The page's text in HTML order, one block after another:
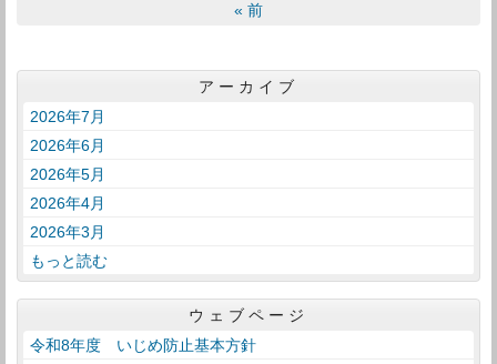
« 前
アーカイブ
2026年7月
2026年6月
2026年5月
2026年4月
2026年3月
もっと読む
ウェブページ
令和8年度 いじめ防止基本方針